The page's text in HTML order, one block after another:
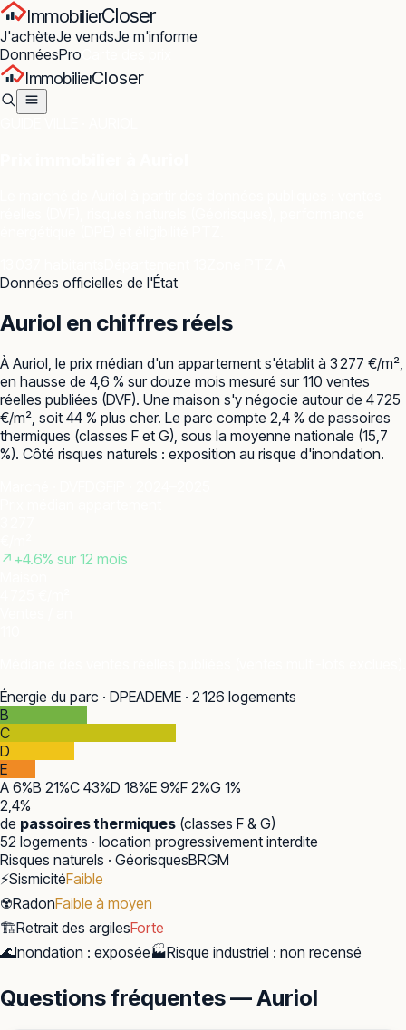
ImmobilierCloser
J'achèteJe vendsJe m'informe
DonnéesPro
ImmobilierCloser
Données officielles de l'État
Auriol en chiffres réels
À Auriol, le prix médian d'un appartement s'établit à 3 277 €/m²,
en hausse de 4,6 % sur douze mois mesuré sur 110 ventes
réelles publiées (DVF). Une maison s'y négocie autour de 4 725
€/m², soit 44 % plus cher. Le parc compte 2,4 % de passoires
thermiques (classes F et G), sous la moyenne nationale (15,7
%). Côté risques naturels : exposition au risque d'inondation.
↗ +4.6% sur 12 mois
Énergie du parc · DPEADEME · 2 126 logements
B
C
D
E
A 6%B 21%C 43%D 18%E 9%F 2%G 1%
2,4%
de passoires thermiques (classes F & G)
52 logements · location progressivement interdite
Risques naturels · GéorisquesBRGM
⚡SismicitéFaible
☢️RadonFaible à moyen
🏗️Retrait des argilesForte
🌊Inondation : exposée🏭Risque industriel : non recensé
Questions fréquentes — Auriol